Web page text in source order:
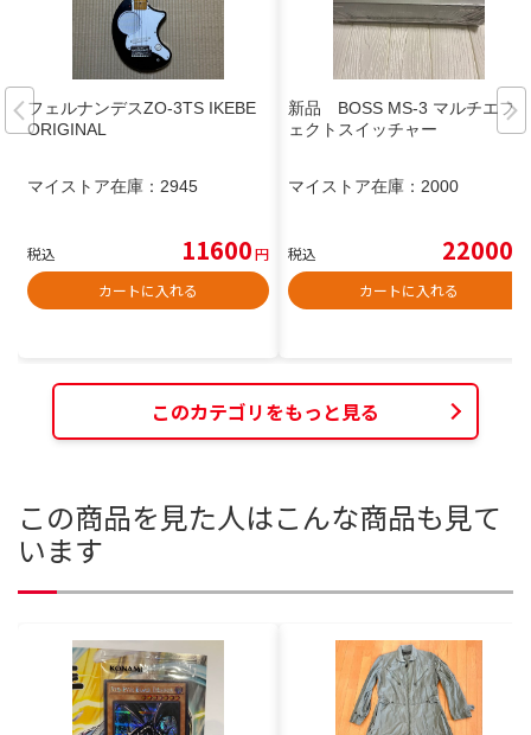
フェルナンデスZO-3TS IKEBE
ORIGINAL
マイストア在庫： 2945
税込 11600円
カートに入れる
新品 BOSS MS-3 マルチエフ
ェクトスイッチャー
マイストア在庫： 2000
税込 22000
カートに入れる
このカテゴリをもっと見る
この商品を見た人はこんな商品も見て
います